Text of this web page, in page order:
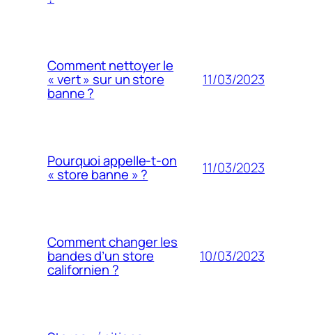
Comment nettoyer le
« vert » sur un store
banne ?
11/03/2023
Pourquoi appelle-t-on
« store banne » ? 11/03/2023
Comment changer les
bandes d’un store
californien ?
10/03/2023